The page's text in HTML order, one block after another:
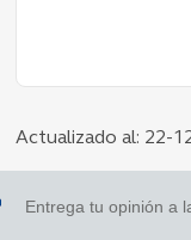
Actualizado al: 22-
Entrega tu opinión a